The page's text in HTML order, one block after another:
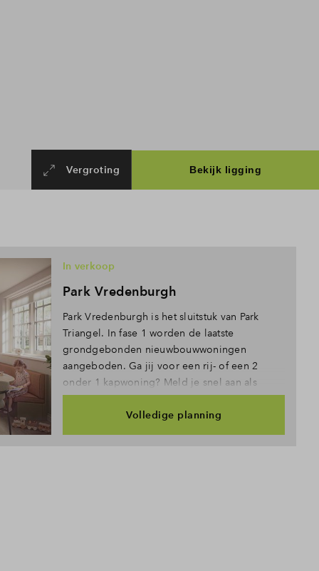
Vergroting
Park Vredenburgh
In verkoop
Park Vredenburgh is het sluitstuk van Park
Triangel. In fase 1 worden de laatste
grondgebonden nieuwbouwwoningen
aangeboden. Ga jij voor een rij- of een 2
onder 1 kapwoning? Meld je snel aan als
belangstellende!
Volledige planning